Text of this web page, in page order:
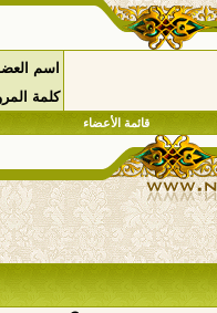
اسم
كلمة
قائمة الأعضاء